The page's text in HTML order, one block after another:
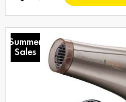
Summer
Sales